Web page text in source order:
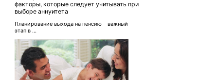
факторы, которые следует учитывать при
выборе аннуитета
Планирование выхода на пенсию – важный
этап в ...